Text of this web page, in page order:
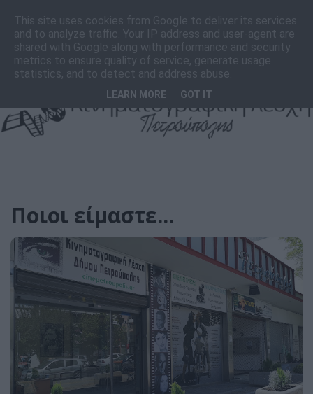
F
a
c
e
b
k
I
n
s
t
a
T
i
k
T
Ποιοι είμαστε...
This site uses cookies from Google to deliver its services
and to analyze traffic. Your IP address and user-agent are
shared with Google along with performance and security
metrics to ensure quality of service, generate usage
statistics, and to detect and address abuse.
LEARN MORE GOT IT